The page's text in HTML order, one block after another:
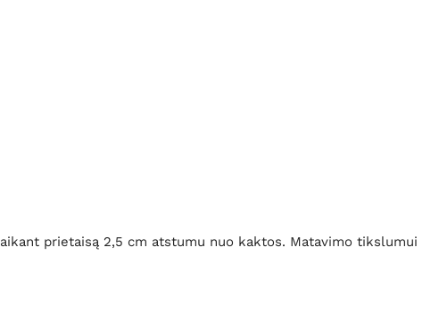
prietaisą 2,5 cm atstumu nuo kaktos. Matavimo tikslumui